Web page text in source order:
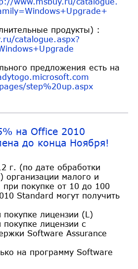
pgrade+
продукты) :
catalogue.aspx?
pgrade
предложения есть на
step%20up.aspx
на Office 2010
до конца Ноября!
г. (по дате обработки
организации малого и
при покупке от 10 до 100
Standard могут получить
лицензии (L)
лицензии с
Software Assurance
на программу Software